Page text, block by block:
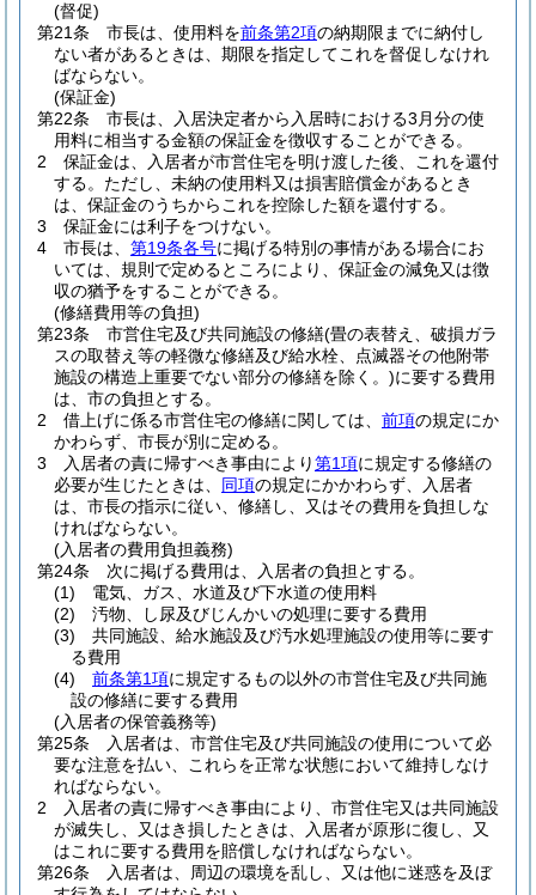
(督促)
第21条
市長は、使用料を前条第2項の納期限までに納付し
ない者があるときは、期限を指定してこれを督促しなけれ
ばならない。
(保証金)
第22条
市長は、入居決定者から入居時における3月分の使
用料に相当する金額の保証金を徴収することができる。
2
保証金は、入居者が市営住宅を明け渡した後、これを還付
する。 ただし、未納の使用料又は損害賠償金があるとき
は、保証金のうちからこれを控除した額を還付する。
3
保証金には利子をつけない。
4
市長は、 第19条各号に掲げる特別の事情がある場合にお
いては、規則で定めるところにより、保証金の減免又は徴
収の猶予をすることができる。
(修繕費用等の負担)
第23条
市営住宅及び共同施設の修繕(畳の表替え、破損ガラ
スの取替え等の軽微な修繕及び給水栓、点滅器その他附帯
施設の構造上重要でない部分の修繕を除く。)に要する費用
は、市の負担とする。
2
借上げに係る市営住宅の修繕に関しては、 前項の規定にか
かわらず、市長が別に定める。
3
入居者の責に帰すべき事由により第1項に規定する修繕の
必要が生じたときは、 同項の規定にかかわらず、入居者
は、市長の指示に従い、修繕し、又はその費用を負担しな
ければならない。
(入居者の費用負担義務)
第24条
次に掲げる費用は、入居者の負担とする。
(1)
電気、ガス、水道及び下水道の使用料
(2)
汚物、し尿及びじんかいの処理に要する費用
(3)
共同施設、給水施設及び汚水処理施設の使用等に要す
る費用
(4)
前条第1項に規定するもの以外の市営住宅及び共同施
設の修繕に要する費用
(入居者の保管義務等)
第25条
入居者は、市営住宅及び共同施設の使用について必
要な注意を払い、これらを正常な状態において維持しなけ
ればならない。
2
入居者の責に帰すべき事由により、市営住宅又は共同施設
が滅失し、又はき損したときは、入居者が原形に復し、又
はこれに要する費用を賠償しなければならない。
第26条
入居者は、周辺の環境を乱し、又は他に迷惑を及ぼ